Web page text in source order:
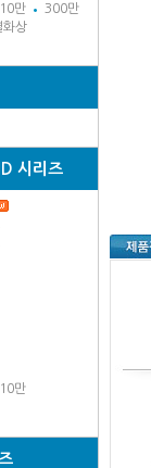
만
300만
화상
시리즈
만